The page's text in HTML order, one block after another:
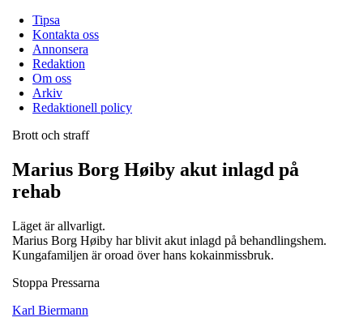
Tipsa
Kontakta oss
Annonsera
Redaktion
Om oss
Arkiv
Redaktionell policy
Brott och straff
Marius Borg Høiby akut inlagd på
rehab
Läget är allvarligt.
Marius Borg Høiby har blivit akut inlagd på behandlingshem.
Kungafamiljen är oroad över hans kokainmissbruk.
Stoppa Pressarna
Karl Biermann